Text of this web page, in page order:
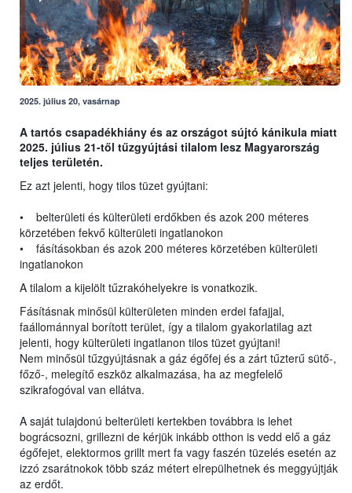
2025. július 20, vasárnap
A tartós csapadékhiány és az országot sújtó kánikula miatt
2025. július 21-től tűzgyújtási tilalom lesz Magyarország
teljes területén.
Ez azt jelenti, hogy tilos tüzet gyújtani:
• belterületi és külterületi erdőkben és azok 200 méteres
körzetében fekvő külterületi ingatlanokon
• fásításokban és azok 200 méteres körzetében külterületi
ingatlanokon
A tilalom a kijelölt tűzrakóhelyekre is vonatkozik.
Fásításnak minősül külterületen minden erdei fafajjal,
faállománnyal borított terület, így a tilalom gyakorlatilag azt
jelenti, hogy külterületi ingatlanon tilos tüzet gyújtani!
Nem minősül tűzgyújtásnak a gáz égőfej és a zárt tűzterű sütő-,
főző-, melegítő eszköz alkalmazása, ha az megfelelő
szikrafogóval van ellátva.
A saját tulajdonú belterületi kertekben továbbra is lehet
bográcsozni, grillezni de kérjük inkább otthon is vedd elő a gáz
égőfejet, elektormos grillt mert fa vagy faszén tüzelés esetén az
izzó zsarátnokok több száz métert elrepülhetnek és meggyújtják
az erdőt.